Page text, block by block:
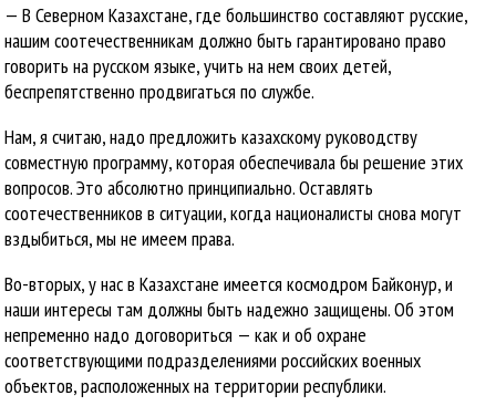
— В Северном Казахстане, где большинство составляют русские,
нашим соотечественникам должно быть гарантировано право
говорить на русском языке, учить на нем своих детей,
беспрепятственно продвигаться по службе.
Нам, я считаю, надо предложить казахскому руководству
совместную программу, которая обеспечивала бы решение этих
вопросов. Это абсолютно принципиально. Оставлять
соотечественников в ситуации, когда националисты снова могут
вздыбиться, мы не имеем права.
Во-вторых, у нас в Казахстане имеется космодром Байконур, и
наши интересы там должны быть надежно защищены. Об этом
непременно надо договориться — как и об охране
соответствующими подразделениями российских военных
объектов, расположенных на территории республики.